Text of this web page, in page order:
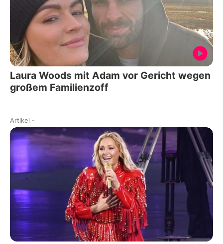
Laura Woods mit Adam vor Gericht wegen
großem Familienzoff
Artikel -